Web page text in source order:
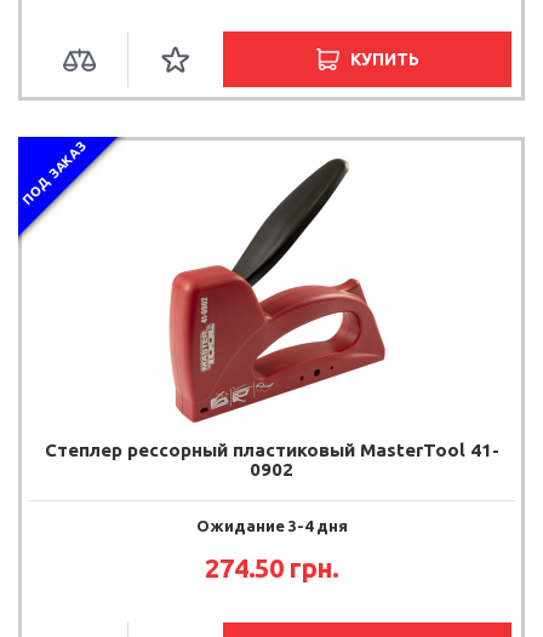
КУПИТЬ
ПОД ЗАКАЗ
Степлер рессорный пластиковый MasterTool 41-
0902
Ожидание 3-4 дня
274.50 грн.